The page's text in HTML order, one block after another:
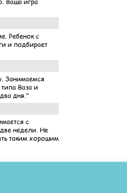
Ребенок с
и подбирает
Занимаемся
Ваза и
дня."
с
недели. Не
таким хорошим